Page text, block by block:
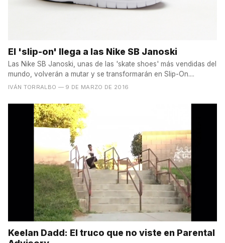
El 'slip-on' llega a las Nike SB Janoski
Las Nike SB Janoski, unas de las 'skate shoes' más vendidas del
mundo, volverán a mutar y se transformarán en Slip-On....
IVÁN TORRALBO — 9 DE MARZO DE 2016
Keelan Dadd: El truco que no viste en Parental